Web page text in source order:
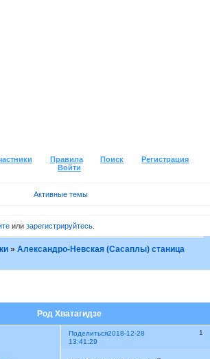
Правила Поиск
Регистрация
Войти
Активные темы
или зарегистрируйтесь.
»Александро-Невская (Сасаплы) станица
Род Хватагидзе
Поделиться 1
2018-12-28
13:41:29